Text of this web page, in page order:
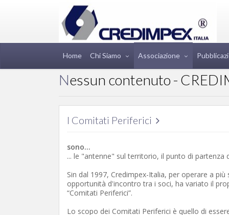
Home Chi Siamo Associazione
Nessun contenuto -
I Comitati Periferici
sono...
... le "antenne" sul territorio, il punto di
Sin dal 1997, Credimpex-Italia, per operare a
opportunità d'incontro tra i soci, ha variato il
“Comitati Periferici”.
Lo scopo dei Comitati Periferici è quello di